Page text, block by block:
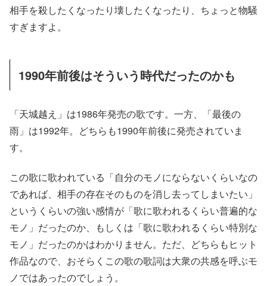
相手を殺したくなったり壊したくなったり、ちょっと物騒
すぎますよ。
1990年前後はそういう時代だったのかも
「天城越え」は1986年発売の歌です。一方、「最後の
雨」は1992年。どちらも1990年前後に発売されていま
す。
この歌に歌われている「自分のモノにならないくらいなの
であれば、相手の存在そのものを消し去ってしまいたい」
というくらいの強い感情が「歌に歌われるくらい普遍的な
モノ」だったのか、もしくは「歌に歌われるくらい特別な
モノ」だったのかはわかりません。ただ、どちらもヒット
作品なので、おそらくこの歌の歌詞は大衆の共感を呼ぶモ
ノではあったのでしょう。